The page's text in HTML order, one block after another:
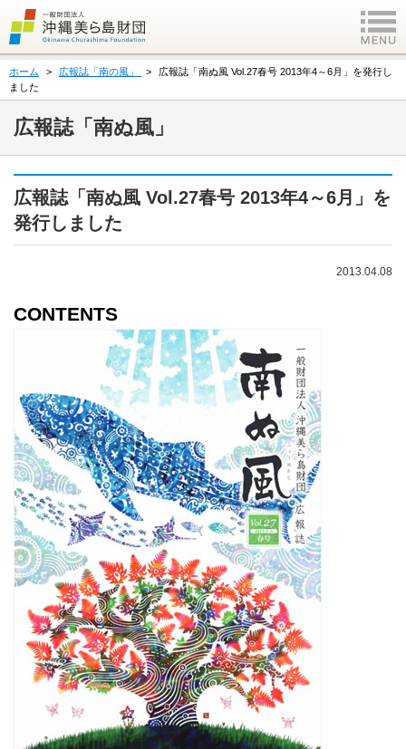
ホーム 広報誌「南の風」
広報誌「南ぬ風 Vol.27春号 2013年4～6月」を発行し
ました
広報誌「南ぬ風」
広報誌「南ぬ風 Vol.27春号 2013年4～6月」を
発行しました
2013.04.08
CONTENTS